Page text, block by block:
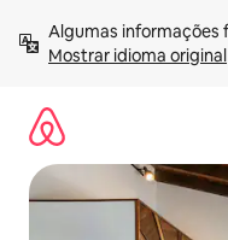
para
Mostrar idioma original